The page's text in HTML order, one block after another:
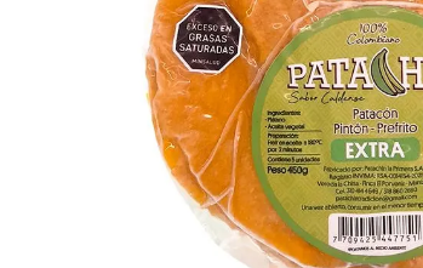
lácteos y refrigerados
vinos y licores
cuidado del bebé